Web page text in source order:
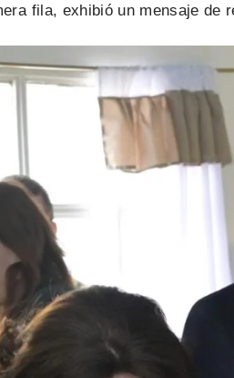
fila, exhibió un mensaje de